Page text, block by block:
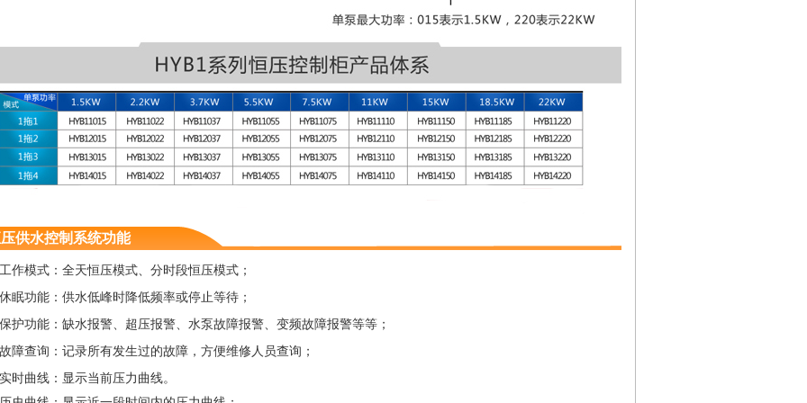
供水控制系统功能
作模式：全天恒压模式、分时段恒压模式；
眠功能：供水低峰时降低频率或停止等待；
护功能：缺水报警、超压报警、水泵故障报警、变频故障报警等等；
障查询：记录所有发生过的故障，方便维修人员查询；
时曲线：显示当前压力曲线。